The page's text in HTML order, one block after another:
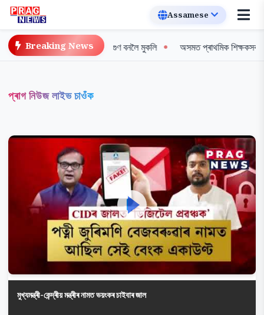
Breaking News
সৰুঠোঁটৰ শগুণ বনলৈ মুকলি অসমত প্ৰাথমিক শিক্ষকসকলৰ ব্যাপক ধৰ্ণা,
প্ৰাগ নিউজ লাইভ চাওঁক
মুখ্যমন্ত্ৰী-কেন্দ্ৰীয় মন্ত্ৰীৰ নামত ভয়ংকৰ চাইবাৰ জাল